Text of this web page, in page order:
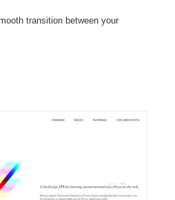
transition between your